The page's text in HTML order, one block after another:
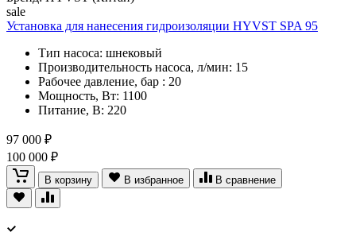
sale
Установка для нанесения гидроизоляции HYVST SPA 95
Тип насоса: шнековый
Производительность насоса, л/мин: 15
Рабочее давление, бар : 20
Мощность, Вт: 1100
Питание, В: 220
97 000 ₽
100 000 ₽
В корзину В избранное В сравнение